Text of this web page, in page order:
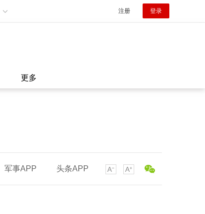
注册 登录
更多
军事APP 头条APP